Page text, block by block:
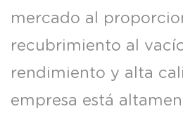
mercado al
recubrimiento al
rendimiento y alta
empresa está